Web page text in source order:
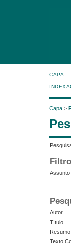
CAPA
Capa >
Assunto
Autor
Título
Resumo
Texto